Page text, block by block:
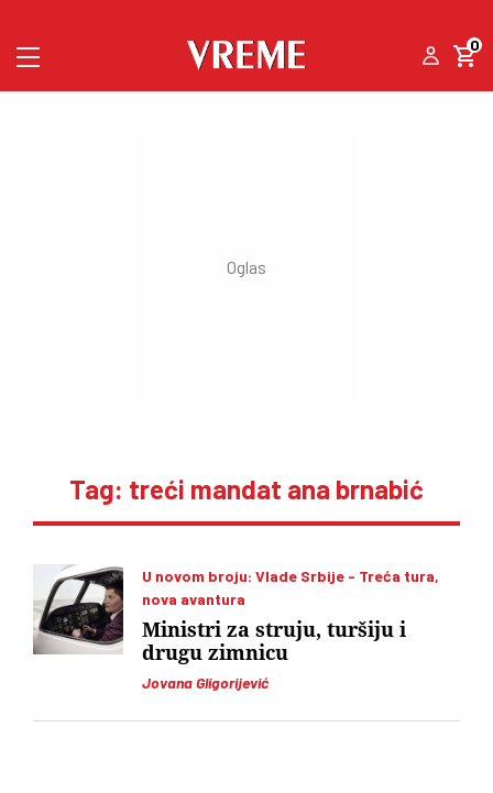
0
Tag: treći mandat ana brnabić
U novom broju: Vlade Srbije - Treća tura,
nova avantura
Jovana Gligorijević
Ministri za struju, turšiju i
drugu zimnicu